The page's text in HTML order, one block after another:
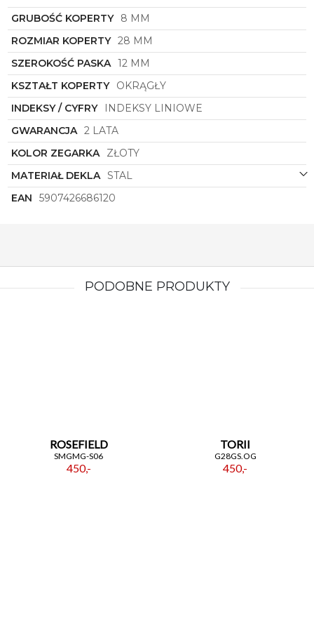
materiałów najwyższej jakości z modnym designem
sprawia, że ten model zegarka staje się
niezastąpionym elementem w garderobie każdej
eleganckiej damy.
Podsumowując,zegarek damski
Hikari to połączenie klasyki, nowoczesności i
elegancji w jednym. Idealny wybór dla kobiet
ceniących sobie zarówno wysoką jakość wykonania,
jak i unikalny design, którym będą mogły podkreślić
swój wyjątkowy styl i indywidualność. Niech ten
zegarek będzie nie tylko praktycznym narzędziem,
ale także luksusowym dodatkiem do każdej
stylizacji.
GRUBOŚĆ KOPERTY 8 MM
ROZMIAR KOPERTY 28 MM
SZEROKOŚĆ PASKA 12 MM
KSZTAŁT KOPERTY OKRĄGŁY
INDEKSY / CYFRY
INDEKSY LINIOWE
GWARANCJA 2 LATA
KOLOR ZEGARKA ZŁOTY
MATERIAŁ DEKLA STAL
EAN
5907426686120
PODOBNE PRODUKTY
ROSEFIELD
SMGMG-S06
450,-
TORII
G28GS.OG
450,-